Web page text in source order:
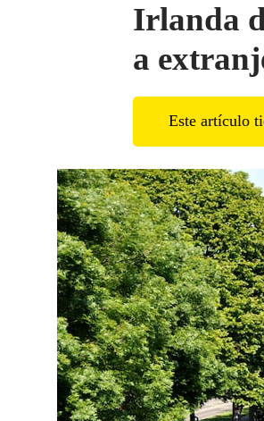
Irlanda
a
Este artículo